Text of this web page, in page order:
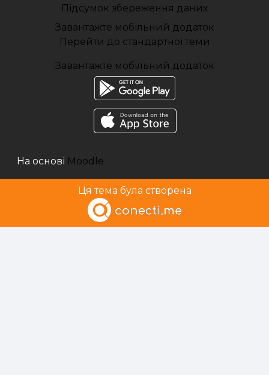
Підсумок збереження даних
Завантажте мобільний додаток
Перейти до стандартної теми
Завантажте мобільний додаток
На основі Moodle
Ця тема була створена